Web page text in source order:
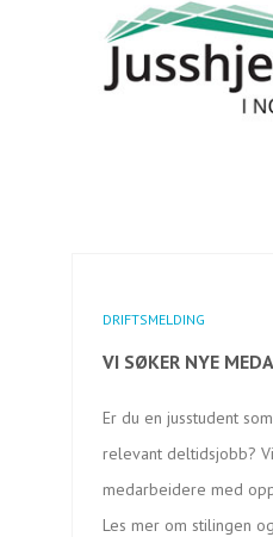
DRIFTSMELDING
VI SØKER NYE
Er du en jusstudent
relevant deltidsjobb?
medarbeidere med
Les mer om stilingen